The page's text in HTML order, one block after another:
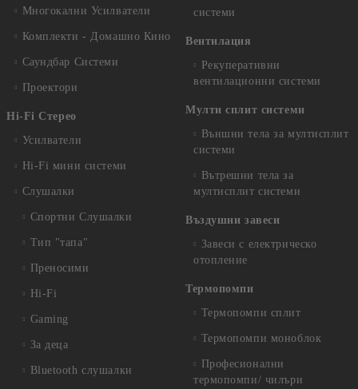
Многокални Усилватели
Комплекти - Домашно Кино
Саундбар Системи
Проектори
Hi-Fi Стерео
Усилватели
Hi-Fi мини системи
Слушалки
Спортни Слушалки
Тип "тапа"
Преносими
Hi-Fi
Gaming
За деца
Bluetooth слушалки
системи
Вентилация
Рекуперативни
вентилационни системи
Мулти сплит системи
Външни тела за мултисплит
системи
Вътрешни тела за
мултисплит системи
Въздушни завеси
Завеси с електрическо
отопление
Термопомпи
Термопомпи сплит
Термопомпи моноблок
Професионални
термопомпи/ чилъри